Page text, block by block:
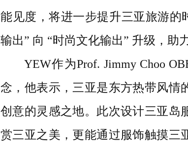
能见度，将进一步提升三亚旅游的
输出” 向 “时尚文化输出” 升级，助
YEW作为Prof. Jimmy Choo
念，他表示，三亚是东方热带风情
创意的灵感之地。此次设计三亚岛
赏三亚之美，更能通过服饰触摸三